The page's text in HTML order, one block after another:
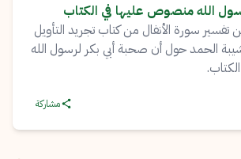
الله منصوص عليها في الكتاب
تفسير سورة الأنفال من كتاب تجريد التأويل
الحمد حول أن صحبة أبي بكر لرسول الله
مشاركة